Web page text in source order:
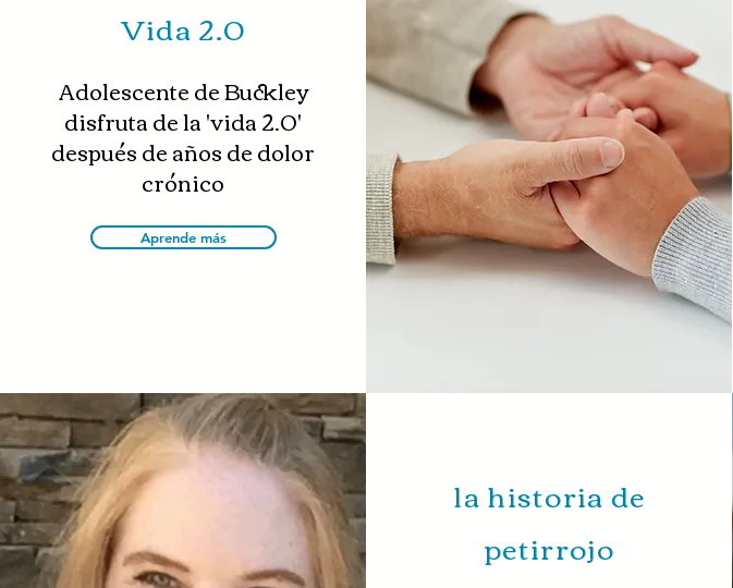
Vida 2.0
Adolescente de Buckley
disfruta de la 'vida 2.0'
después de años de dolor
crónico
Aprende más
la historia de
petirrojo